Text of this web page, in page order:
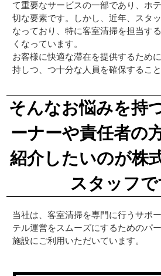
て重要なサービスの一部であり、ホ
切な要素です。しかし、近年、スタ
なっており、特に客室清掃を担当す
くなっています。
お客様に快適な滞在を提供するため
持しつ、つ十分な人員を確保するこ
そんなお悩みを持
ーナーや責任者の
紹介したいのが株
スタッフで
当社は、客室清掃を専門に行うサポ
テル運営をスムーズにするためのパ
施設にご利用いただいています。